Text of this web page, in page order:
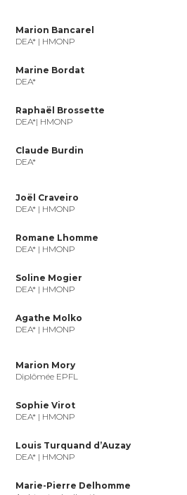
Marion Bancarel
DEA* | HMONP
Marine Bordat
DEA*
Raphaël Brossette
DEA*| HMONP
Claude Burdin
DEA*
Joël Craveiro
DEA* | HMONP
Romane Lhomme
DEA* | HMONP
Soline Mogier
DEA* | HMONP
Agathe Molko
DEA* | HMONP
Marion Mory
Diplômée EPFL
Sophie Virot
DEA* | HMONP
Louis Turquand d’Auzay
DEA* | HMONP
Marie-Pierre Delhomme